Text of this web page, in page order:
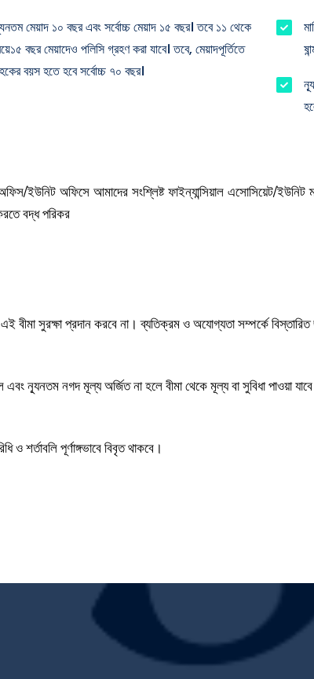
মেয়াদ ১০ বছর এবং সর্বোচ্চ মেয়াদ ১৫ বছর। তবে ১১ থেকে
বছর মেয়াদেও পলিসি গ্রহণ করা যাবে। তবে, মেয়াদপূর্তিতে
বয়স হতে হবে সর্বোচ্চ ৭০ বছর।
ইউনিট অফিসে আমাদের সংশ্লিষ্ট ফাইন্যান্সিয়াল এসোসিয়েট/
বদ্ধ পরিকর
সুরক্ষা প্রদান করবে না। ব্যতিক্রম ও অযোগ্যতা সম্পর্কে
ন্যূনতম নগদ মূল্য অর্জিত না হলে বীমা থেকে মূল্য বা সুবিধা পাওয়া
শর্তাবলি পূর্ণাঙ্গভাবে বিবৃত থাকবে।